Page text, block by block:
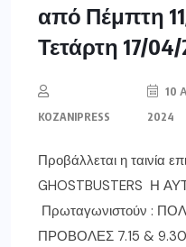
από Πέμπτη
Τετάρτη 17/
KOZANIPRESS
10
2024
Προβάλλεται η ταινία
GHOSTBUSTERS Η
Πρωταγωνιστούν :
ΠΡΟΒΟΛΕΣ 7.15 & 9.30